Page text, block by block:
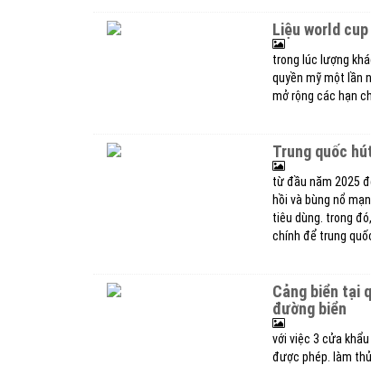
liệu world
trong lúc lượng
quyền mỹ một lần
mở rộng các hạn
trung quốc
từ đầu năm 2025
hồi và bùng nổ
tiêu dùng. trong
chính để trung
cảng biển tại quảng trị áp dụng e-visa: cơ hội lớn để bứt phá du lịch
đường biển
với việc 3 cửa
được phép. làm